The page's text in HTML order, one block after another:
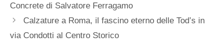
Concrete di Salvatore Ferragamo
Calzature a Roma, il fascino eterno delle Tod’s in
via Condotti al Centro Storico